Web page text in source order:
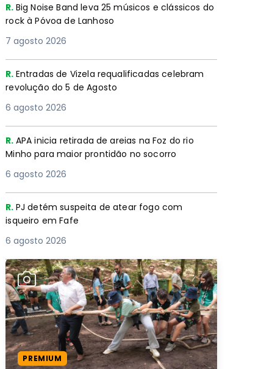
R. Big Noise Band leva 25 músicos e clássicos do
rock à Póvoa de Lanhoso
7 agosto 2026
R. Entradas de Vizela requalificadas celebram
revolução do 5 de Agosto
6 agosto 2026
R. APA inicia retirada de areias na Foz do rio
Minho para maior prontidão no socorro
6 agosto 2026
R. PJ detém suspeita de atear fogo com
isqueiro em Fafe
6 agosto 2026
PREMIUM